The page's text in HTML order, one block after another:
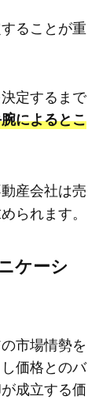
ることが重
定するまで
によるとこ
産会社は売
られます。
ケーシ
市場情勢を
価格とのバ
成立する価